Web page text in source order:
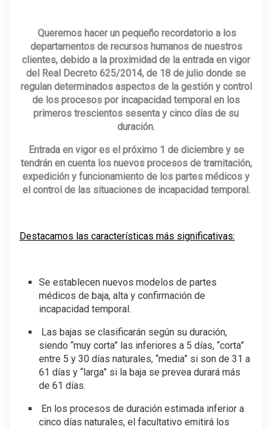
Queremos hacer un pequeño recordatorio a los
departamentos de recursos humanos de nuestros
clientes, debido a la proximidad de la entrada en vigor
del Real Decreto 625/2014, de 18 de julio donde se
regulan determinados aspectos de la gestión y control
de los procesos por incapacidad temporal en los
primeros trescientos sesenta y cinco días de su
duración.
Entrada en vigor es el próximo 1 de diciembre y se
tendrán en cuenta los nuevos procesos de tramitación,
expedición y funcionamiento de los partes médicos y
el control de las situaciones de incapacidad temporal.
Destacamos las características más significativas:
Se establecen nuevos modelos de partes
médicos de baja, alta y confirmación de
incapacidad temporal.
Las bajas se clasificarán según su duración,
siendo “muy corta” las inferiores a 5 días, “corta”
entre 5 y 30 días naturales, “media” si son de 31 a
61 días y “larga” si la baja se prevea durará más
de 61 días.
En los procesos de duración estimada inferior a
cinco días naturales, el facultativo emitirá los